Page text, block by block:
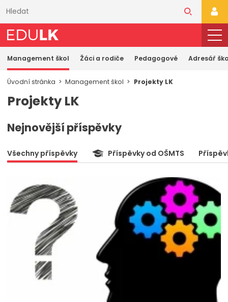
obsahu
Management škol Žáci a rodiče Pedagogové Adresář
Úvodní stránka Management škol Projekty LK
Projekty LK
Nejnovější příspěvky
Všechny příspěvky Příspěvky od OŠMTS